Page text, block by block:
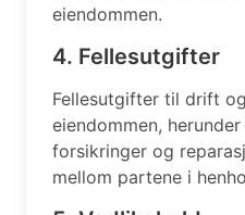
eiendommen.
4. Fellesutgifter
Fellesutgifter til drift
eiendommen,
forsikringer og
mellom partene i